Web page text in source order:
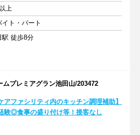
上
イト・パート
駅 徒歩8分
プレミアグラン池田山/203472
アファシリティ内のキッチン調理補助】
験◎食事の盛り付け等！接客なし